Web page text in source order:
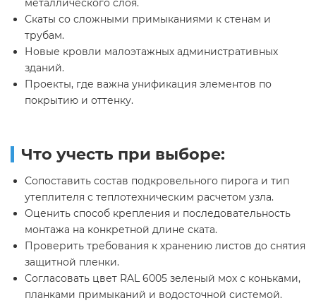
Скаты со сложными примыканиями к стенам и
трубам.
Новые кровли малоэтажных административных
зданий.
Проекты, где важна унификация элементов по
покрытию и оттенку.
Что учесть при выборе:
Сопоставить состав подкровельного пирога и тип
утеплителя с теплотехническим расчетом узла.
Оценить способ крепления и последовательность
монтажа на конкретной длине ската.
Проверить требования к хранению листов до снятия
защитной пленки.
Согласовать цвет RAL 6005 зеленый мох с коньками,
планками примыканий и водосточной системой.